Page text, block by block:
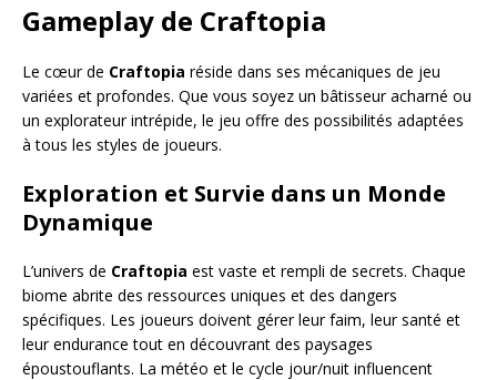
Gameplay de Craftopia
Le cœur de Craftopia réside dans ses mécaniques de jeu
variées et profondes. Que vous soyez un bâtisseur acharné ou
un explorateur intrépide, le jeu offre des possibilités adaptées
à tous les styles de joueurs.
Exploration et Survie dans un Monde
Dynamique
L’univers de Craftopia est vaste et rempli de secrets. Chaque
biome abrite des ressources uniques et des dangers
spécifiques. Les joueurs doivent gérer leur faim, leur santé et
leur endurance tout en découvrant des paysages
époustouflants. La météo et le cycle jour/nuit influencent